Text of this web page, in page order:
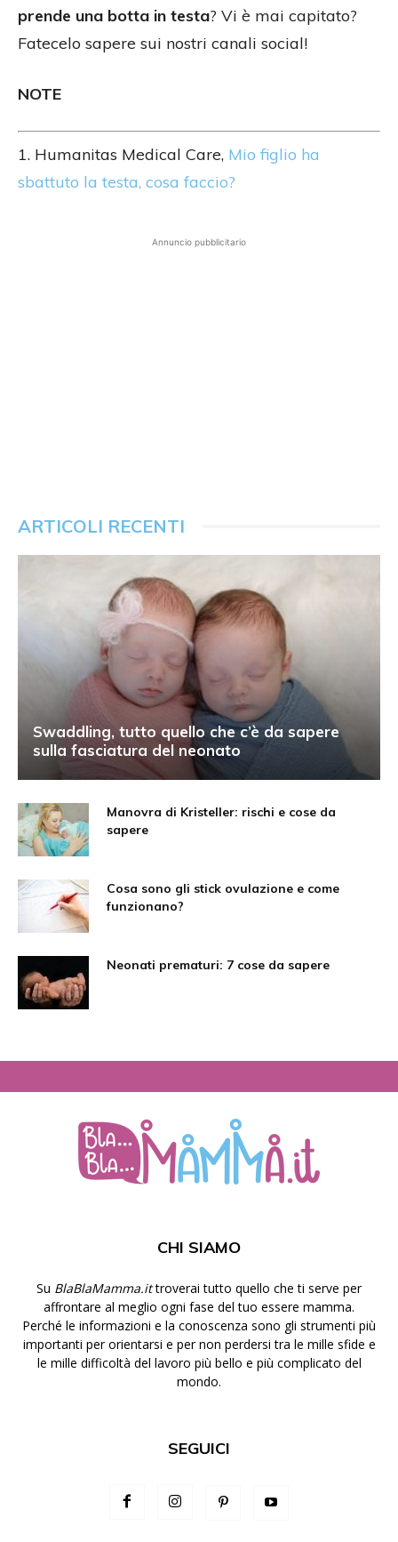
prende una botta in testa? Vi è mai capitato?
Fatecelo sapere sui nostri canali social!
NOTE
1. Humanitas Medical Care, Mio figlio ha
sbattuto la testa, cosa faccio?
Annuncio pubblicitario
ARTICOLI RECENTI
Swaddling, tutto quello che c’è da sapere
sulla fasciatura del neonato
Manovra di Kristeller: rischi e cose da
sapere
Cosa sono gli stick ovulazione e come
funzionano?
Neonati prematuri: 7 cose da sapere
CHI SIAMO
Su BlaBlaMamma.ittroverai tutto quello che ti serve per
affrontare al meglio ogni fase del tuo essere mamma.
Perché le informazioni e la conoscenza sono gli strumenti più
importanti per orientarsi e per non perdersi tra le mille sfide e
le mille difficoltà del lavoro più bello e più complicato del
mondo.
SEGUICI